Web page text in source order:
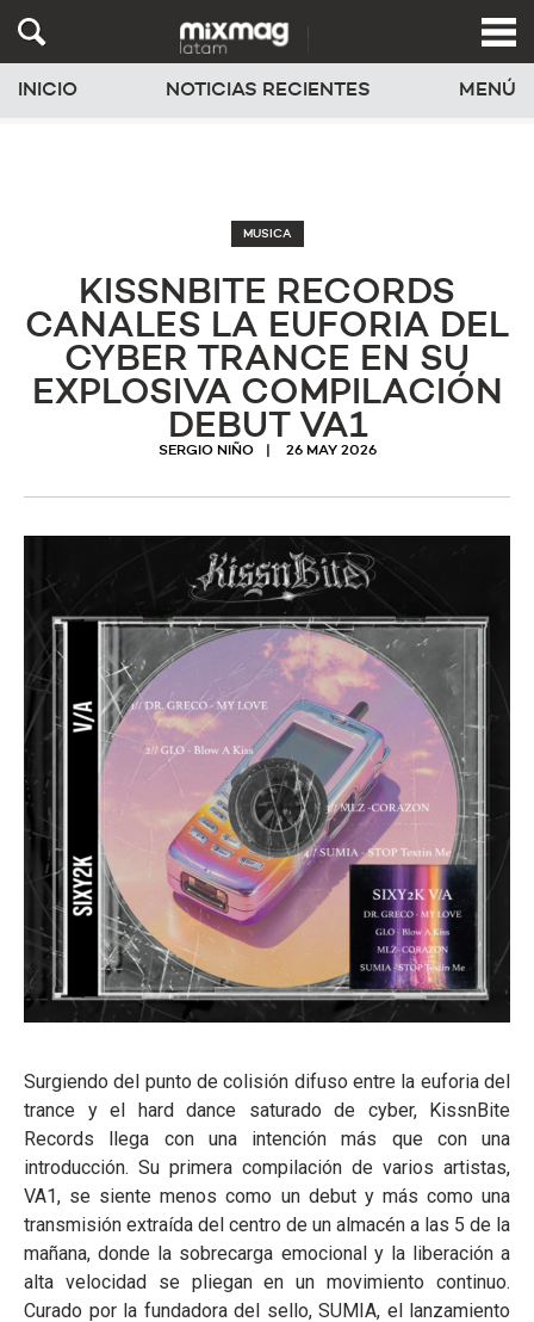
INICIO NOTICIAS RECIENTES MENÚ
MUSICA
KISSNBITE RECORDS
CANALES LA EUFORIA DEL
CYBER TRANCE EN SU
EXPLOSIVA COMPILACIÓN
DEBUT VA1
SERGIO NIÑO 26 MAY 2026
Surgiendo del punto de colisión difuso entre la euforia del
trance y el hard dance saturado de cyber, KissnBite
Records llega con una intención más que con una
introducción. Su primera compilación de varios artistas,
VA1, se siente menos como un debut y más como una
transmisión extraída del centro de un almacén a las 5 de la
mañana, donde la sobrecarga emocional y la liberación a
alta velocidad se pliegan en un movimiento continuo.
Curado por la fundadora del sello, SUMIA, el lanzamiento